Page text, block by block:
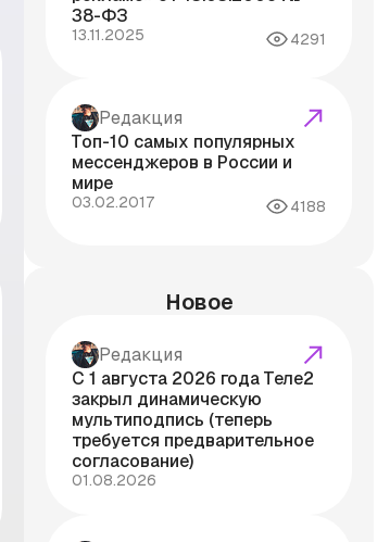
38-ФЗ
13.11.2025 4291
Редакция
Топ-10 самых популярных
мессенджеров в России и
мире
03.02.2017 4188
Новое
Редакция
С 1 августа 2026 года Теле2
закрыл динамическую
мультиподпись (теперь
требуется предварительное
согласование)
01.08.2026